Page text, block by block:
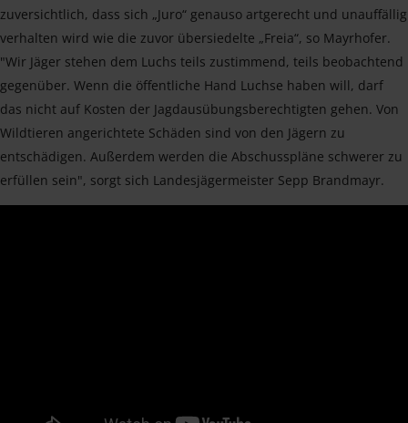
zuversichtlich, dass sich „Juro“ genauso artgerecht und unauffällig
verhalten wird wie die zuvor übersiedelte „Freia“, so Mayrhofer.
"Wir Jäger stehen dem Luchs teils zustimmend, teils beobachtend
gegenüber. Wenn die öffentliche Hand Luchse haben will, darf
das nicht auf Kosten der Jagdausübungsberechtigten gehen. Von
Wildtieren angerichtete Schäden sind von den Jägern zu
entschädigen. Außerdem werden die Abschusspläne schwerer zu
erfüllen sein", sorgt sich Landesjägermeister Sepp Brandmayr.